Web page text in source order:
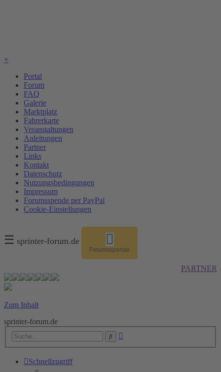
×
Portal
Forum
FAQ
Galerie
Marktplatz
Fahrerkarte
Veranstaltungen
Anleitungen
Partner
Links
Kontakt
Datenschutz
Nutzungsbedingungen
Impressum
Forumsspende per PayPal
Cookie-Einstellungen
☰ sprinter-forum.de
Forumsspende
PARTNER
Zum Inhalt
sprinter-forum.de
Suche
Schnellzugriff